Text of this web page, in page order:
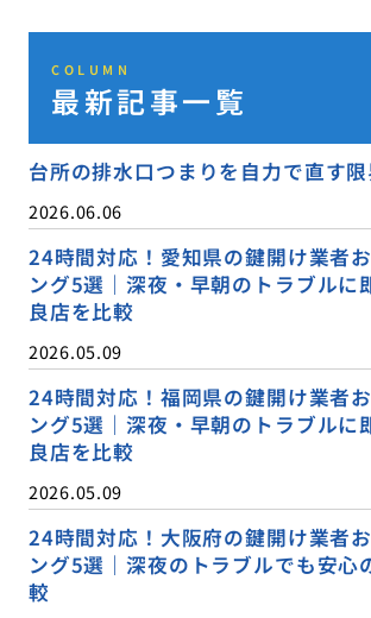
COLUMN
最新記事一覧
台所の排水口つまりを自力で直す
2026.06.06
24時間対応！愛知県の鍵開け業者
ング5選｜深夜・早朝のトラブルに
良店を比較
2026.05.09
24時間対応！福岡県の鍵開け業者
ング5選｜深夜・早朝のトラブルに
良店を比較
2026.05.09
24時間対応！大阪府の鍵開け業者
ング5選｜深夜のトラブルでも安心
較